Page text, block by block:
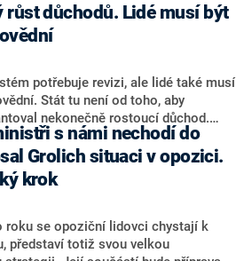
růst důchodů. Lidé musí být
potřebuje revizi, ale lidé také musí
Stát tu není od toho, aby
nekonečně rostoucí důchod.
a my ho představíme,řekl
kraje a předseda hnutí Naše
v rozhovoru pro CNN Prima NEWS.
podle něj nemůže být člověk, který by
čerpání financí a rozvoj,
Andreje Babiše ale hodnotit nechtěl.
s námi nechodí do
Grolich situaci v opozici.
krok
roku se opoziční lidovci chystají k
představí totiž svou velkou